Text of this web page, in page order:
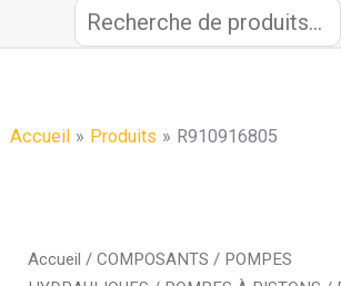
c
Accueil Produits R910916805
Accueil /COMPOSANTS / POMPES